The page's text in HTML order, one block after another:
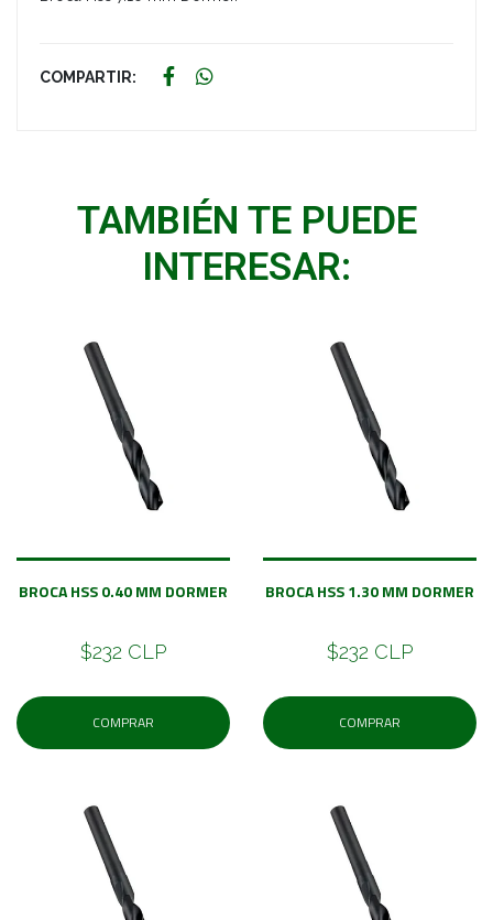
COMPARTIR:
TAMBIÉN TE PUEDE
INTERESAR:
BROCA HSS 0.40 MM DORMER
$232 CLP
COMPRAR
BROCA HSS 1.30 MM DORMER
$232 CLP
COMPRAR